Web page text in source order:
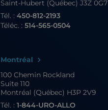
Saint-Hubert (Québec) J3Z 0G7
Tél. :450-812-2193
Téléc. :514-565-0504
Montréal
100 Chemin Rockland
Suite 110
Montréal (Québec) H3P 2V9
Tél. :1-844-URO-ALLO